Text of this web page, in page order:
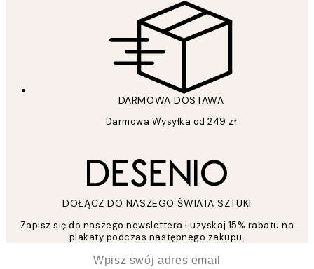
DARMOWA DOSTAWA
Darmowa Wysyłka od 249 zł
DOŁĄCZ DO NASZEGO ŚWIATA SZTUKI
Zapisz się do naszego newslettera i uzyskaj 15% rabatu na
plakaty podczas następnego zakupu.